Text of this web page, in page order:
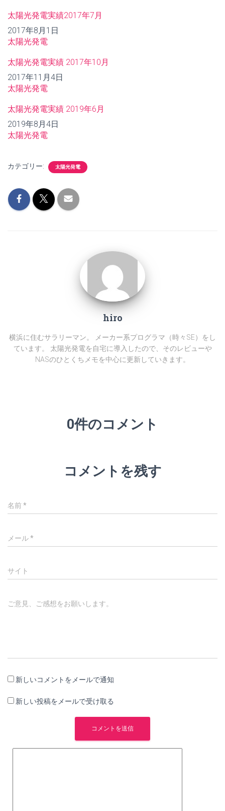
太陽光発電実績2017年7月
日付
2017年8月1日
関連理由
太陽光発電
太陽光発電実績 2017年10月
日付
2017年11月4日
関連理由
太陽光発電
太陽光発電実績 2019年6月
日付
2019年8月4日
関連理由
太陽光発電
カテゴリー: 太陽光発電
hiro
横浜に住むサラリーマン。 メーカー系プログラマ（時々SE）をし
ています。 太陽光発電を自宅に導入したので、そのレビューや
NASのひとくちメモを中心に更新していきます。
0件のコメント
コメントを残す
名前*
メール*
サイト
ご意見、ご感想をお願いします。
新しいコメントをメールで通知
新しい投稿をメールで受け取る